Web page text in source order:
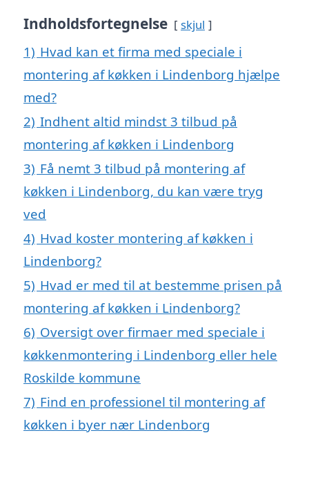
Indholdsfortegnelse skjul
1) Hvad kan et firma med speciale i
montering af køkken i Lindenborg hjælpe
med?
2) Indhent altid mindst 3 tilbud på
montering af køkken i Lindenborg
3) Få nemt 3 tilbud på montering af
køkken i Lindenborg, du kan være tryg
ved
4) Hvad koster montering af køkken i
Lindenborg?
5) Hvad er med til at bestemme prisen på
montering af køkken i Lindenborg?
6) Oversigt over firmaer med speciale i
køkkenmontering i Lindenborg eller hele
Roskilde kommune
7) Find en professionel til montering af
køkken i byer nær Lindenborg